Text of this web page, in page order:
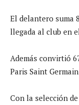
El delantero suma
llegada al club en
Además convirtió
Paris Saint
Con la selección